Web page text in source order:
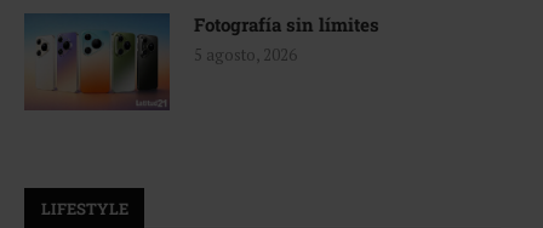
Fotografía sin límites
5 agosto, 2026
LIFESTYLE